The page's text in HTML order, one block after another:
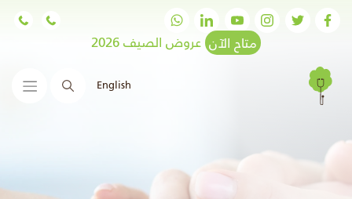
متاح الآن عروض الصيف 2026
English البحث